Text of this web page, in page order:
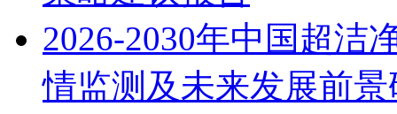
2026-2030年中国超洁
情监测及未来发展前